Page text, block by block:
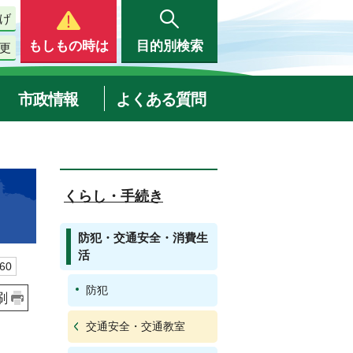
もしもの時は 目的別検索
市政情報 よくある質問
くらし・手続き
防犯・交通安全・消費生
活
防犯
交通安全・交通教室